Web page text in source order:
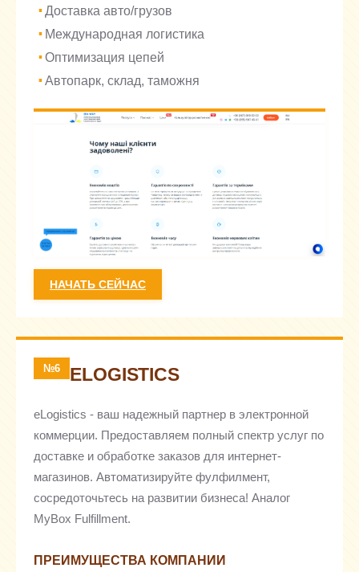
Доставка авто/грузов
Международная логистика
Оптимизация цепей
Автопарк, склад, таможня
НАЧАТЬ СЕЙЧАС
№6 ELOGISTICS
eLogistics - ваш надежный партнер в электронной
коммерции. Предоставляем полный спектр услуг по
доставке и обработке заказов для интернет-
магазинов. Автоматизируйте фулфилмент,
сосредоточьтесь на развитии бизнеса! Аналог
MyBox Fulfillment.
ПРЕИМУЩЕСТВА КОМПАНИИ